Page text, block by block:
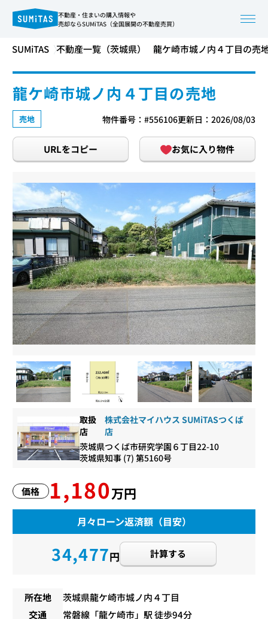
不動産・住まいの購入情報や
売却ならSUMiTAS（全国展開の不動産売買）
SUMiTAS 不動産一覧（茨城県） 龍ケ崎市城ノ内４丁目の売
龍ケ崎市城ノ内４丁目の売地
売地 物件番号：#556106更新日：2026/08/03
URLをコピー お気に入り物件
取扱
店
株式会社マイハウス SUMiTASつくば
店
茨城県つくば市研究学園６丁目22-10
茨城県知事 (7) 第5160号
価格 1,180万円
月々ローン返済額（目安）
34,477円 計算する
所在地
茨城県龍ケ崎市城ノ内４丁目
交通
常磐線 「龍ケ崎市」駅 徒歩94分